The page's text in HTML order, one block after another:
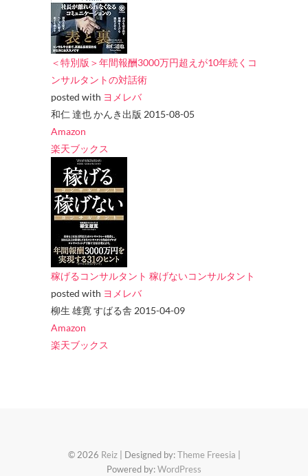
＜特別版＞年間報酬3000万円超えが10年続くコ
ンサルタントの対話術
posted with ヨメレバ
和仁 達也 かんき出版 2015-08-05
Amazon
楽天ブックス
稼げるコンサルタント 稼げないコンサルタント
posted with ヨメレバ
柳生 雄寛 すばる舎 2015-04-09
Amazon
楽天ブックス
© 2026 Reiz| Designed by:Theme Freesia |
Powered by:WordPress